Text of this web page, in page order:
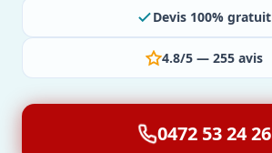
Devis 100% gratuit
4.8/5 — 255 avis
0472 53 24 26